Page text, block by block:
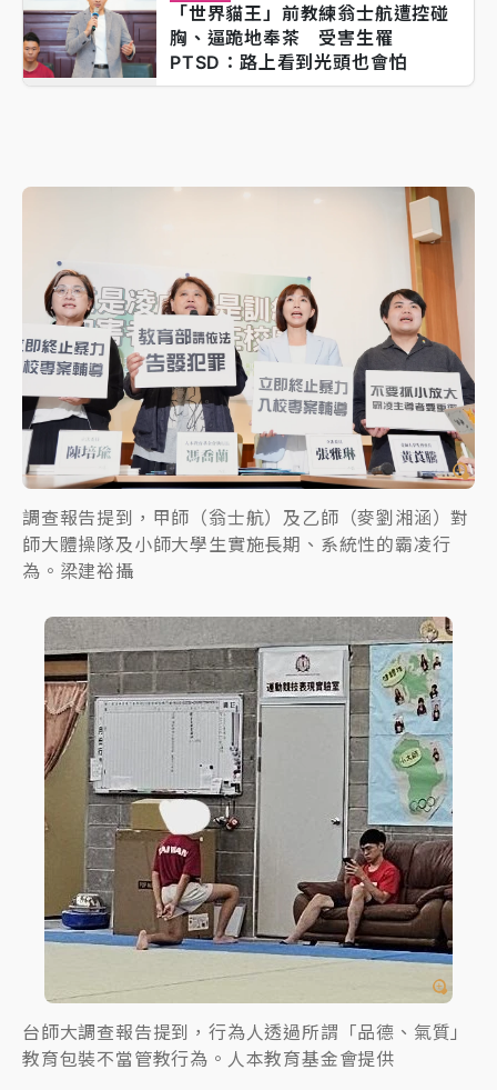
「世界貓王」前教練翁士航遭控碰
胸、逼跪地奉茶 受害生罹
PTSD：路上看到光頭也會怕
調查報告提到，甲師（翁士航）及乙師（麥劉湘涵）對
師大體操隊及小師大學生實施長期、系統性的霸凌行
為。梁建裕攝
台師大調查報告提到，行為人透過所謂「品德、氣質」
教育包裝不當管教行為。人本教育基金會提供